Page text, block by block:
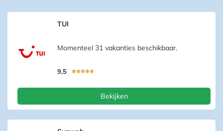
TUI
Momenteel 31 vakanties beschikbaar.
9,5 
Bekijken